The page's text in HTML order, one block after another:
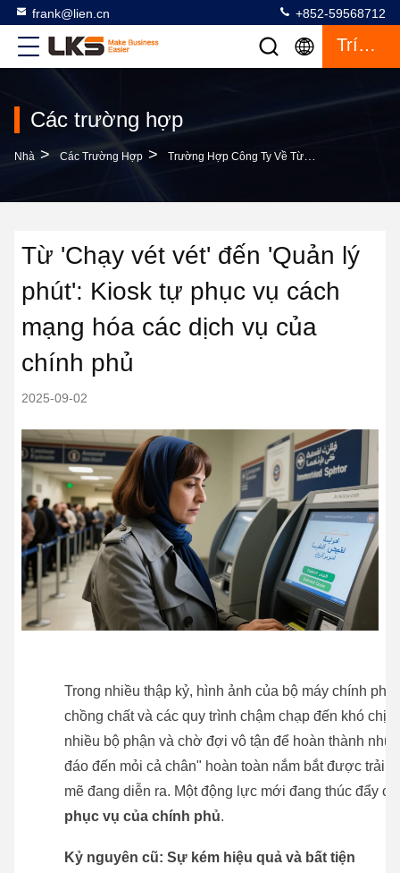
frank@lien.cn +852-59568712
Trích Dẫn
Các trường hợp
Nhà > Các Trường Hợp > Trường Hợp Công Ty Về Từ 'Chạy Vét Vét' Đến 'Quản Lý Phút': Kiosk Tự Phục Vụ Cách Mạng Hóa Các Dịch Vụ Của Chính Phủ
Từ 'Chạy vét vét' đến 'Quản lý
phút': Kiosk tự phục vụ cách
mạng hóa các dịch vụ của
chính phủ
2025-09-02
Trong nhiều thập kỷ, hình ảnh của bộ máy chính
chồng chất và các quy trình chậm chạp đến khó
nhiều bộ phận và chờ đợi vô tận để hoàn thành
đáo đến mỏi cả chân" hoàn toàn nắm bắt được trải
mẽ đang diễn ra. Một động lực mới đang thúc đẩy
phục vụ của chính phủ.
Kỷ nguyên cũ: Sự kém hiệu quả và bất tiện